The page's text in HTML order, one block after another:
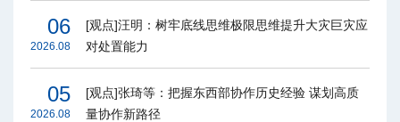
06
2026.08
[观点]汪明：树牢底线思维极限思维提升大灾巨灾应
对处置能力
05
2026.08
[观点]张琦等：把握东西部协作历史经验 谋划高质
量协作新路径